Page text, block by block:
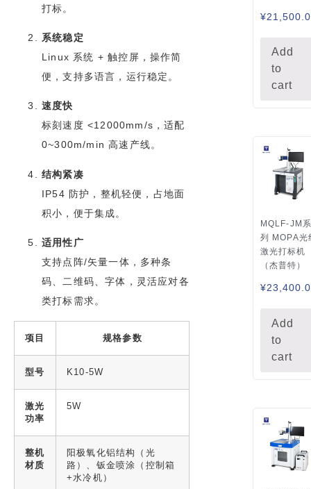
打标。
系统稳定
Linux 系统 + 触控屏，操作简
便，支持多语言，运行稳定。
速度快
标刻速度 <12000mm/s，适配
0~300m/min 高速产线。
结构紧凑
IP54 防护，整机轻便，占地面
积小，便于集成。
适用性广
支持点阵/矢量一体，多种条
码、二维码、字体，灵活应对各
类打标需求。
项目 规格参数
型号 K10-5W
激光
功率
5W
整机
材质
阳极氧化铝结构（光
路）、钣金喷涂（控制箱
+水冷机）
¥
Add
to
cart
MQLF-JM
列 MOPA光
激光打标机
（杰普特）
¥
Add
to
cart